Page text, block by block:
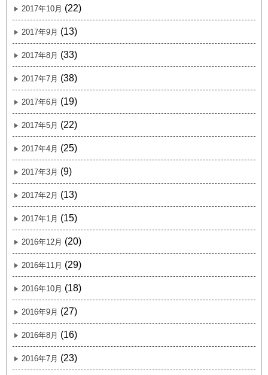
2017年10月 (22)
2017年9月 (13)
2017年8月 (33)
2017年7月 (38)
2017年6月 (19)
2017年5月 (22)
2017年4月 (25)
2017年3月 (9)
2017年2月 (13)
2017年1月 (15)
2016年12月 (20)
2016年11月 (29)
2016年10月 (18)
2016年9月 (27)
2016年8月 (16)
2016年7月 (23)